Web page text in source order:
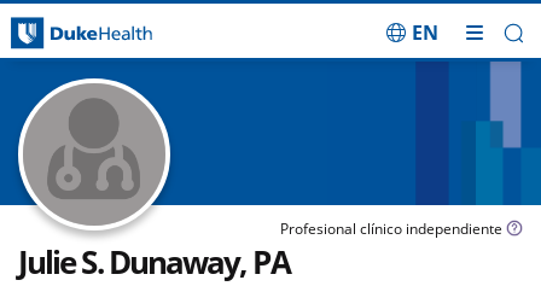
EN
Profesional clínico independiente
Julie S. Dunaway, PA